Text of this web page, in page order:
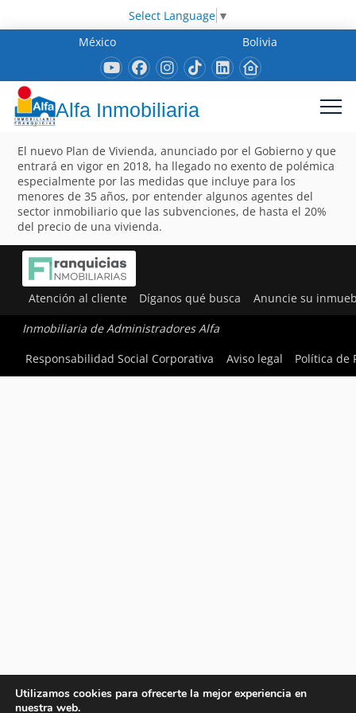
Select Language ▼
México
Bolivia
Alfa Inmobiliaria
El nuevo Plan de Vivienda, anunciado por el Gobierno y que
entrará en vigor en 2018, ha llegado no exento de polémica
especialmente por las medidas que incluye para los
menores de 35 años, por entender algunos agentes del
sector inmobiliario que las subvenciones, de hasta el 20%
del precio de una vivienda.
Atención al cliente Díganos qué busca Anuncie su
Inmobiliaria de Administradores Alfa
Responsabilidad Social Corporativa
Aviso legal Política de
Utilizamos cookies para ofrecerte la mejor experiencia en
nuestra web.